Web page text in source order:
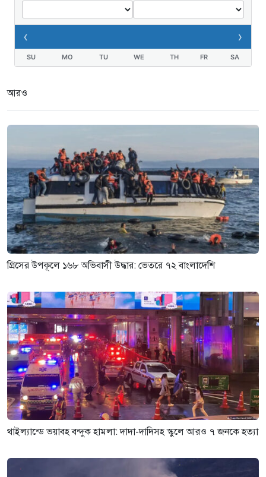
‹ ›
SU MO TU WE TH FR SA
আরও
গ্রিসের উপকূলে ১৬৮ অভিবাসী উদ্ধার: ভেতরে ৭২ বাংলাদেশি
থাইল্যান্ডে ভয়াবহ বন্দুক হামলা: দাদা-দাদিসহ স্কুলে আরও ৭ জনকে হত্যা